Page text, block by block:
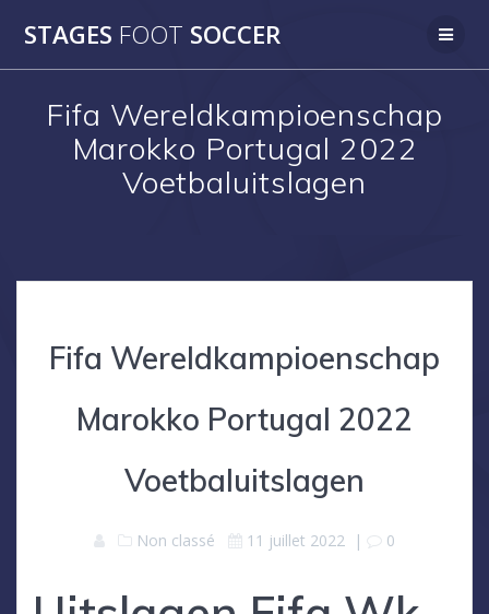
to
STAGES FOOT SOCCER
Fifa Wereldkampioenschap
Marokko Portugal 2022
Voetbaluitslagen
Fifa Wereldkampioenschap
Marokko Portugal 2022
Voetbaluitslagen
Non classé 11 juillet 2022 | 0